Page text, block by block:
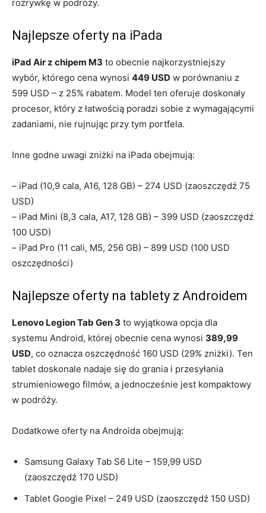
rozrywkę w podróży.
Najlepsze oferty na iPada
iPad Air z chipem M3 to obecnie najkorzystniejszy
wybór, którego cena wynosi 449 USD w porównaniu z
599 USD – z 25% rabatem. Model ten oferuje doskonały
procesor, który z łatwością poradzi sobie z wymagającymi
zadaniami, nie rujnując przy tym portfela.
Inne godne uwagi zniżki na iPada obejmują:
– iPad (10,9 cala, A16, 128 GB) – 274 USD (zaoszczędź 75
USD)
– iPad Mini (8,3 cala, A17, 128 GB) – 399 USD (zaoszczędź
100 USD)
– iPad Pro (11 cali, M5, 256 GB) – 899 USD (100 USD
oszczędności)
Najlepsze oferty na tablety z Androidem
Lenovo Legion Tab Gen 3 to wyjątkowa opcja dla
systemu Android, której obecnie cena wynosi 389,99
USD, co oznacza oszczędność 160 USD (29% zniżki). Ten
tablet doskonale nadaje się do grania i przesyłania
strumieniowego filmów, a jednocześnie jest kompaktowy
w podróży.
Dodatkowe oferty na Androida obejmują:
Samsung Galaxy Tab S6 Lite – 159,99 USD
(zaoszczędź 170 USD)
Tablet Google Pixel – 249 USD (zaoszczędź 150 USD)